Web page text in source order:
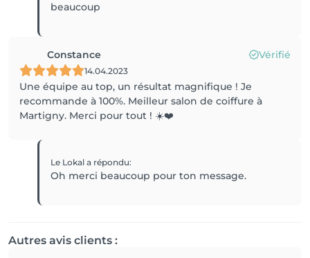
beaucoup
Constance Vérifié
14.04.2023
Une équipe au top, un résultat magnifique ! Je
recommande à 100%. Meilleur salon de coiffure à
Martigny. Merci pour tout ! ☀️❤️
Le Lokala répondu:
Oh merci beaucoup pour ton message.
Autres avis clients :